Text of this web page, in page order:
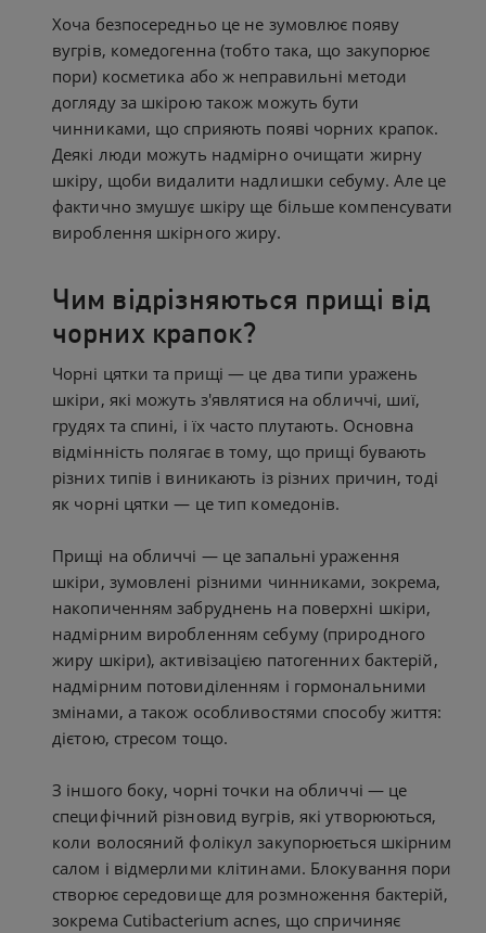
Хоча безпосередньо це не зумовлює появу
вугрів, комедогенна (тобто така, що закупорює
пори) косметика або ж неправильні методи
догляду за шкірою також можуть бути
чинниками, що сприяють появі чорних крапок.
Деякі люди можуть надмірно очищати жирну
шкіру, щоби видалити надлишки себуму. Але це
фактично змушує шкіру ще більше компенсувати
вироблення шкірного жиру.
Чим відрізняються прищі від
чорних крапок?
Чорні цятки та прищі — це два типи уражень
шкіри, які можуть з'являтися на обличчі, шиї,
грудях та спині, і їх часто плутають. Основна
відмінність полягає в тому, що прищі бувають
різних типів і виникають із різних причин, тоді
як чорні цятки — це тип комедонів.
Прищі на обличчі — це запальні ураження
шкіри, зумовлені різними чинниками, зокрема,
накопиченням забруднень на поверхні шкіри,
надмірним виробленням себуму (природного
жиру шкіри), активізацією патогенних бактерій,
надмірним потовиділенням і гормональними
змінами, а також особливостями способу життя:
дієтою, стресом тощо.
З іншого боку, чорні точки на обличчі — це
специфічний різновид вугрів, які утворюються,
коли волосяний фолікул закупорюється шкірним
салом і відмерлими клітинами. Блокування пори
створює середовище для розмноження бактерій,
зокрема Cutibacterium acnes, що спричиняє